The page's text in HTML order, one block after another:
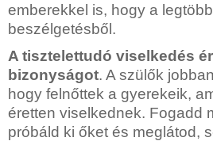
emberekkel is, hogy a
beszélgetésből.
A tisztelettudó viselkedés
bizonyságot. A szülők
hogy felnőttek a gyerekeik,
éretten viselkednek. Fogadd
próbáld ki őket és meglátod,